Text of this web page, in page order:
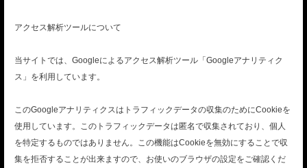
アクセス解析ツールについて
当サイトでは、Googleによるアクセス解析ツール「Googleアナリティク
ス」を利用しています。
このGoogleアナリティクスはトラフィックデータの収集のためにCookieを
使用しています。このトラフィックデータは匿名で収集されており、個人
を特定するものではありません。この機能はCookieを無効にすることで収
集を拒否することが出来ますので、お使いのブラウザの設定をご確認くだ